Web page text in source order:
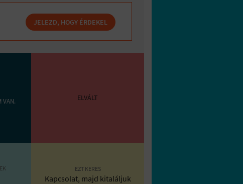
JELEZD, HOGY ÉRDEKEL
VAN. ELVÁLT
EZT KERES
Kapcsolat, majd kitaláljuk